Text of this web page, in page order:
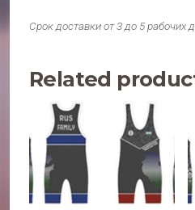
Срок доставки от 3 до 5 рабочих
Related